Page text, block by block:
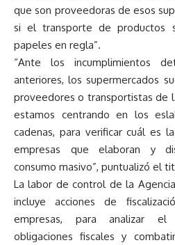
que son proveedoras de esos
si el transporte de productos
papeles en regla”.
“Ante los incumplimientos
anteriores, los supermercados
proveedores o transportistas de
estamos centrando en los
cadenas, para verificar cuál es
empresas que elaboran y
consumo masivo”, puntualizó el
La labor de control de la
incluye acciones de
empresas, para analizar
obligaciones fiscales y